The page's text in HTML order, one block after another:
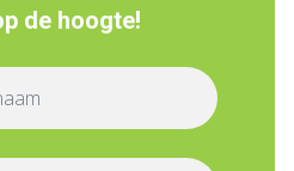
de hoogte!